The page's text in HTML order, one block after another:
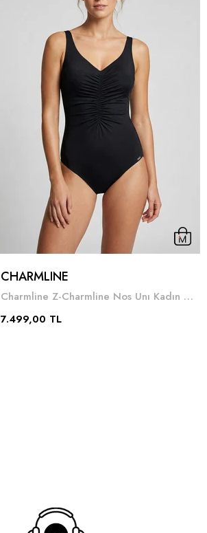
CHARMLINE
Charmline Z-Charmline Nos Unı Kadın Mayo Siyah
7.499,00 TL